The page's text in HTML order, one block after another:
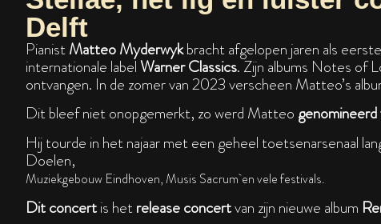
Delft
Pianist Matteo Myderwykbracht afgelopen jaren als
internationale labelWarner Classics. Zijn albums Notes of
ontvangen. In de zomer van 2023 verscheen Matteo’s
Dit bleef niet onopgemerkt, zo werd Matteo
Hij tourde in het najaar met een geheel toetsenarsenaal
Doelen,
Muziekgebouw Eindhoven, Musis Sacrum en vele festivals.
Dit concertis het release concertvan zijn nieuwe album